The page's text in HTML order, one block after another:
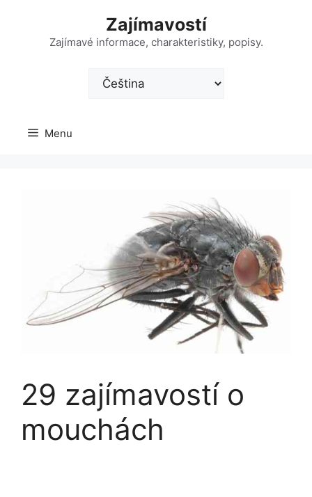
Zajímavostí
Zajímavé informace, charakteristiky, popisy.
Zvolte
jazyk
Menu
29 zajímavostí o
mouchách